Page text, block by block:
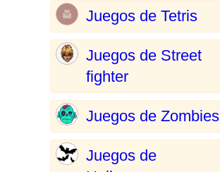
Juegos de Tetris
Juegos de Street
fighter
Juegos de Zombies
Juegos de